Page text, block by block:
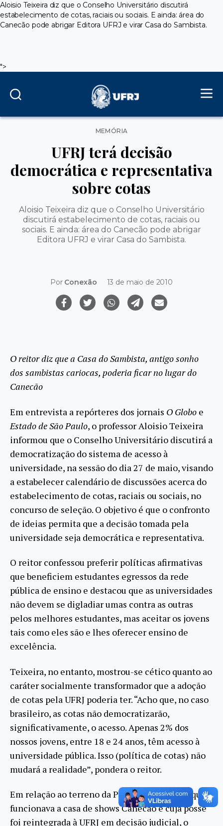
Aloisio Teixeira diz que o Conselho Universitário discutirá
estabelecimento de cotas, raciais ou sociais. E ainda: área do
Canecão pode abrigar Editora UFRJ e virar Casa do Sambista.
">
Categorias
MEMÓRIA
UFRJ terá decisão
democrática e representativa
sobre cotas
Aloisio Teixeira diz que o Conselho Universitário
discutirá estabelecimento de cotas, raciais ou
sociais. E ainda: área do Canecão pode abrigar
Editora UFRJ e virar Casa do Sambista.
Por Conexão 13 de maio de 2010
O reitor diz que a Casa do Sambista, antigo sonho
dos sambistas cariocas, poderia ficar no lugar do
Canecão
Em entrevista a repórteres dos jornais O Globo e
Estado de São Paulo, o professor Aloisio Teixeira
informou que o Conselho Universitário discutirá a
democratização do sistema de acesso à
universidade, na sessão do dia 27 de maio, visando
a estabelecer calendário de discussões acerca do
estabelecimento de cotas, raciais ou sociais, no
concurso de seleção. O objetivo é que o confronto
de ideias permita que a decisão tomada pela
universidade seja democrática e representativa.
O reitor confessou preferir políticas afirmativas
que beneficiem estudantes egressos da rede
pública de ensino e destacou que as universidades
não devem se digladiar umas contra as outras
pelos melhores estudantes, mas aceitar os jovens
tais como eles são e lhes oferecer ensino de
excelência.
Teixeira, no entanto, mostrou-se cético quanto ao
caráter socialmente transformador que a adoção
de cotas pela UFRJ poderia ter. “Acho que, no caso
brasileiro, as cotas não democratizarão,
significativamente, o acesso. Apenas 2% dos
nossos jovens, entre 18 e 24 anos, têm acesso à
universidade pública. Isso (política de cotas) não
mudará a realidade”, pondera o reitor.
Em relação ao terreno da Praia Vermelha, no qual
funcionava a casa de shows Canecão e cuja posse
foi reintegrada à UFRJ em decisão judicial, o